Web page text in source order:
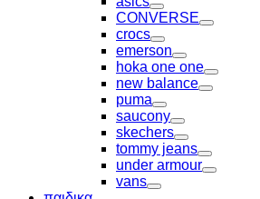
Toggle
CONVERSE
Toggle
crocs
Toggle
emerson
Toggle
hoka one one
Toggle
new balance
Toggle
puma
Toggle
saucony
Toggle
skechers
Toggle
tommy jeans
Toggle
under armour
Toggle
vans
Toggle